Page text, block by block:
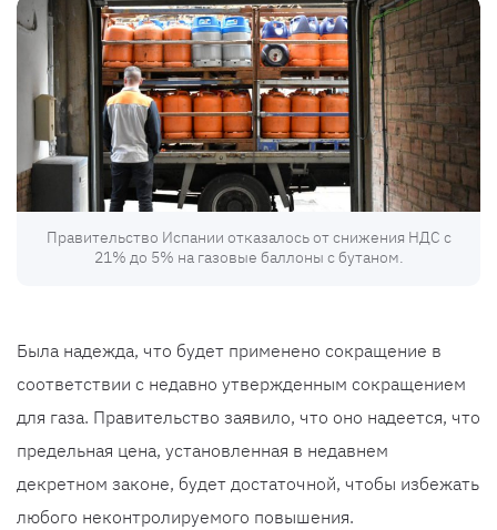
Правительство Испании отказалось от снижения НДС с
21% до 5% на газовые баллоны с бутаном.
Была надежда, что будет применено сокращение в
соответствии с недавно утвержденным сокращением
для газа. Правительство заявило, что оно надеется, что
предельная цена, установленная в недавнем
декретном законе, будет достаточной, чтобы избежать
любого неконтролируемого повышения.